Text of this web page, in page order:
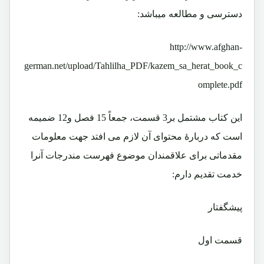
دسترسی و مطالعه میباشد:
http://www.afghan-
german.net/upload/Tahlilha_PDF/kazem_sa_herat_book_c
omplete.pdf
این کتاب مشتمل بر3 قسمت، جمعاً 15 فصل و12 ضمیمه
است که دربارۀ محتوای آن لازم می افتد جهت معلومات
مقدماتی برای علاقمندان موضوع فهرست مندرجات آنرا
خدمت تقدیم دارم:
پیشگفتار
قسمت اول